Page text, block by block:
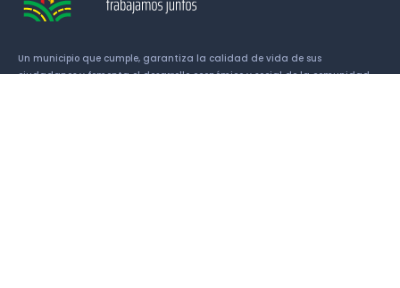
Un municipio que cumple, garantiza la calidad de vida de sus
ciudadanos y fomenta el desarrollo económico y social de la comunidad.